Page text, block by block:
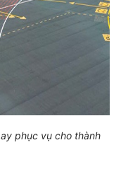
phục vụ cho thành